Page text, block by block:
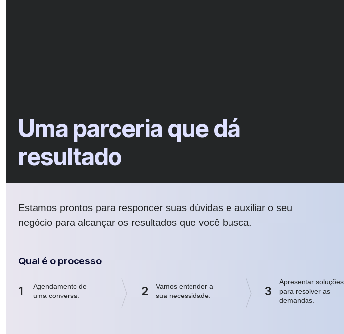
Uma parceria que dá
resultado
Estamos prontos para responder suas dúvidas e auxiliar o seu
negócio para alcançar os resultados que você busca.
Qual é o processo
1
Agendamento de
uma conversa.
2
Vamos entender a
sua necessidade.
3
Apresentar soluções
para resolver as
demandas.